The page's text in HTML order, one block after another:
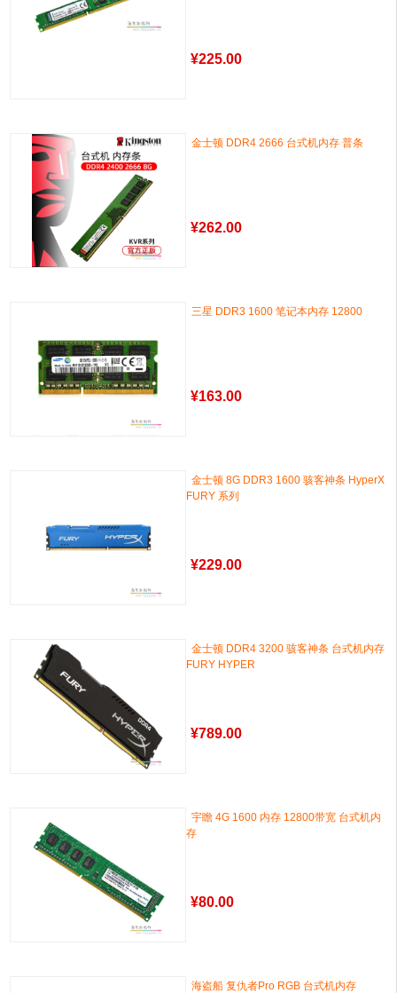
¥225.00
金士顿 DDR4 2666 台式机内存 普条
¥262.00
三星 DDR3 1600 笔记本内存 12800
¥163.00
金士顿 8G DDR3 1600 骇客神条 HyperX
FURY 系列
¥229.00
金士顿 DDR4 3200 骇客神条 台式机内存
FURY HYPER
¥789.00
宇瞻 4G 1600 内存 12800带宽 台式机内
存
¥80.00
海盗船 复仇者Pro RGB 台式机内存